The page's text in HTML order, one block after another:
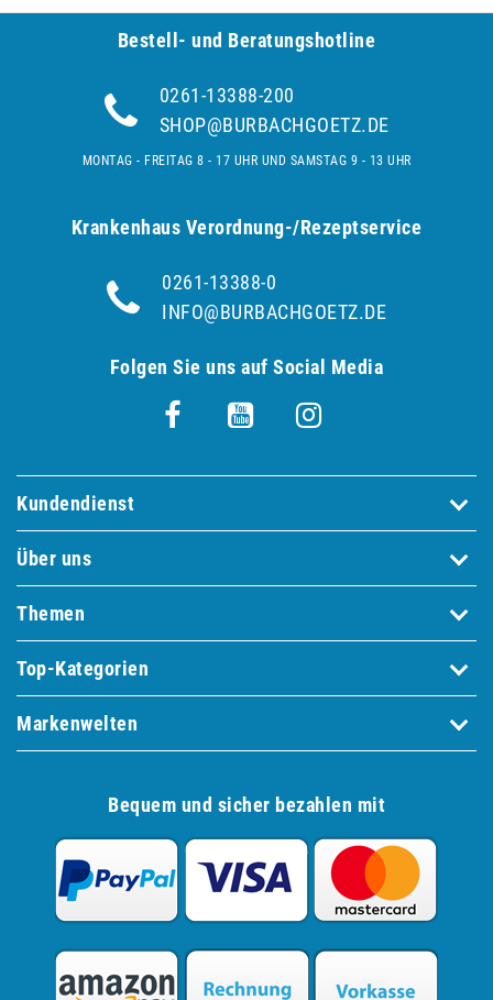
Bestell- und Be­ra­tungs­hot­line
0261-13388-200
SHOP@BURBACHGOETZ.DE
MONTAG - FREITAG 8 - 17 UHR UND SAMSTAG 9 - 13 UHR
Krankenhaus Verordnung-/Rezeptservice
0261-13388-0
INFO@BURBACHGOETZ.DE
Folgen Sie uns auf Social Media
Kundendienst
Über uns
Themen
Top-Kategorien
Markenwelten
Bequem und sicher bezahlen mit